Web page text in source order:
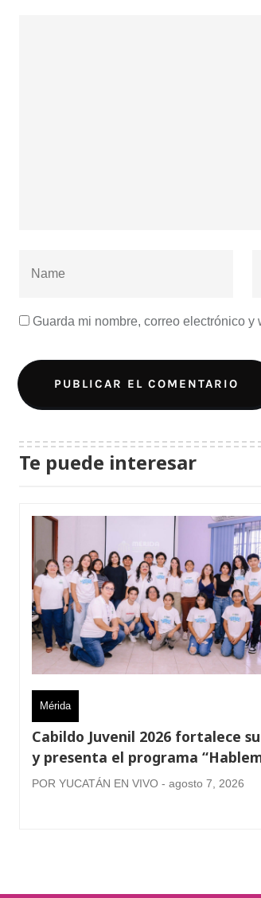
Guarda mi nombre, correo electrónico
Te puede interesar
Mérida
Cabildo Juvenil 2026 fortalece
y presenta el programa
POR YUCATÁN EN VIVO - agosto 7, 2026